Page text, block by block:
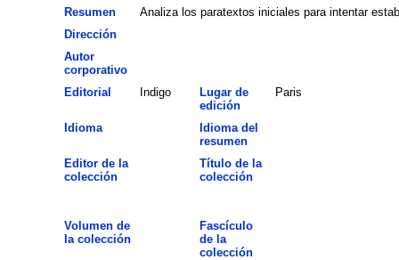
Resumen
Analiza los paratextos iniciales para intentar
Dirección
Autor
corporativo
Editorial
Indigo
Lugar de
edición
Paris
Idioma
Idioma del
resumen
Editor de la
colección
Título de la
colección
Volumen de
la colección
Fascículo
de la
colección